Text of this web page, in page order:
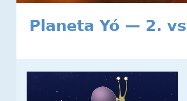
Planeta Yó — 2.